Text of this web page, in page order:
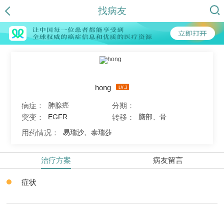
找病友
hong
病症： 肺腺癌
分期：
突变：
EGFR 转移： 脑部、骨
用药情况： 易瑞沙、泰瑞莎
治疗方案 病友留言
症状